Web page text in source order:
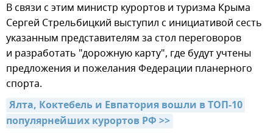
В связи с этим министр курортов и туризма Крыма
Сергей Стрельбицкий выступил с инициативой сесть
указанным представителям за стол переговоров
и разработать "дорожную карту", где будут учтены
предложения и пожелания Федерации планерного
спорта.
Ялта, Коктебель и Евпатория вошли в ТОП-10
популярнейших курортов РФ >>